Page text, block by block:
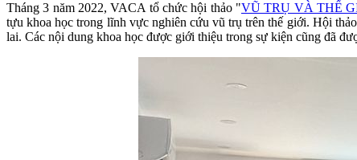
Tháng 3 năm 2022, VACA tổ chức hội thảo "VŨ TRỤ VÀ THẾ
tựu khoa học trong lĩnh vực nghiên cứu vũ trụ trên thế giới. Hội
lai. Các nội dung khoa học được giới thiệu trong sự kiện cũng đã